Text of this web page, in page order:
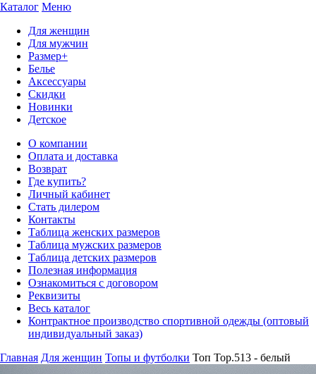
Каталог Меню
Для женщин
Для мужчин
Размер+
Белье
Аксессуары
Скидки
Новинки
Детское
О компании
Оплата и доставка
Возврат
Где купить?
Личный кабинет
Стать дилером
Контакты
Таблица женских размеров
Таблица мужских размеров
Таблица детских размеров
Полезная информация
Ознакомиться с договором
Реквизиты
Весь каталог
Контрактное производство спортивной одежды (оптовый
индивидуальный заказ)
Главная Для женщин Топы и футболки Топ Top.513 - белый